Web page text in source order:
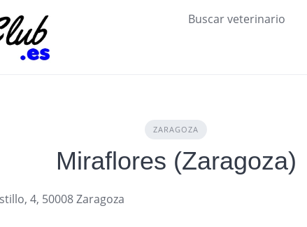
Buscar veterinario
ZARAGOZA
Miraflores (Zaragoza)
4, 50008 Zaragoza